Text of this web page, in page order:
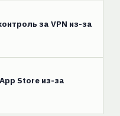
за VPN из-за
Store из-за